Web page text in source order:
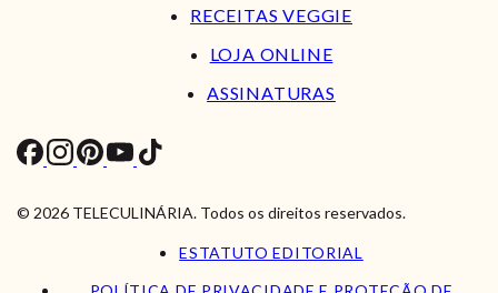
RECEITAS VEGGIE
LOJA ONLINE
ASSINATURAS
© 2026 TELECULINÁRIA. Todos os direitos reservados.
ESTATUTO EDITORIAL